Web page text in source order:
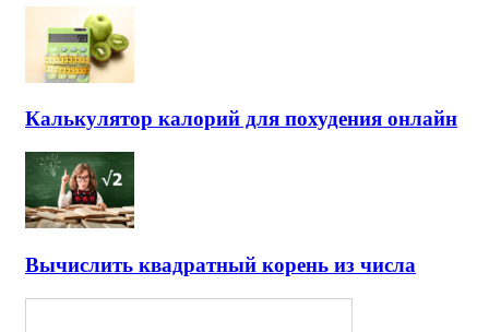
Калькулятор калорий для похудения онлайн
Вычислить квадратный корень из числа